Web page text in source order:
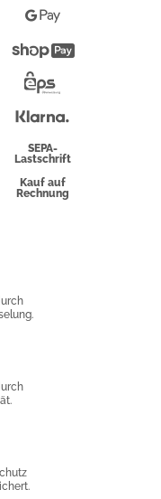
Pay
Google
Pay
Überweisung
SEPA-
Lastschrift
Kauf auf
Rechnung